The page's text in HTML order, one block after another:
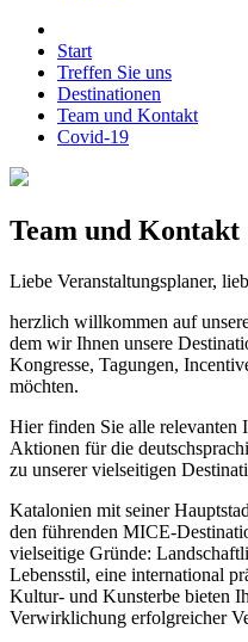
Start
Treffen Sie uns
Destinationen
Team und Kontakt
Covid-19
Team und Kontakt
Liebe Veranstaltungsplaner,
herzlich willkommen auf
dem wir Ihnen unsere
Kongresse, Tagungen,
möchten.
Hier finden Sie alle relevanten
Aktionen für die
zu unserer vielseitigen
Katalonien mit seiner
den führenden MICE-
vielseitige Gründe:
Lebensstil, eine international
Kultur- und Kunsterbe bieten
Verwirklichung erfolgreicher